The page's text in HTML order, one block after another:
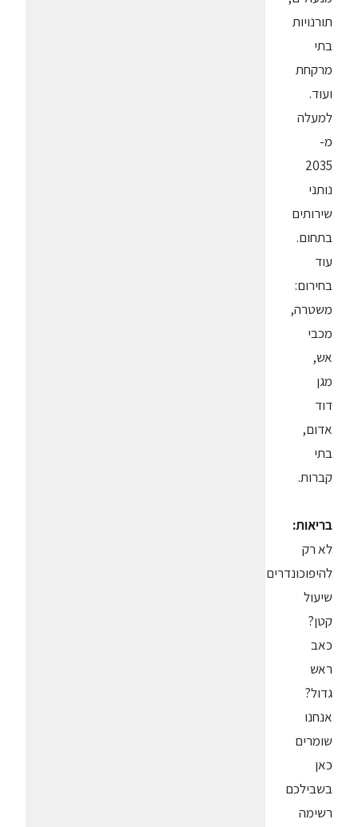
תורנויות
בתי
מרקחת
ועוד.
למעלה
מ-
2035
נותני
שירותים
בתחום.
עוד
בחירום:
משטרה,
מכבי
אש,
מגן
דוד
אדום,
בתי
קברות.
בריאות:
לא רק
להיפוכונדרים:
שיעול
קטן?
כאב
ראש
גדול?
אנחנו
שומרים
כאן
בשבילכם
רשימה